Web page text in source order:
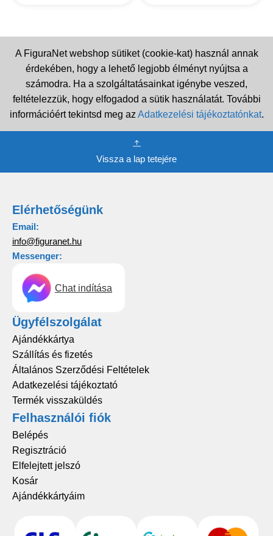
A FiguraNet webshop sütiket (cookie-kat) használ annak
érdekében, hogy a lehető legjobb élményt nyújtsa a
számodra. Ha a szolgáltatásainkat igénybe veszed,
feltételezzük, hogy elfogadod a sütik használatát. További
információért tekintsd meg az Adatkezelési tájékoztatónkat.
Vissza a lap tetejére
Elérhetőségünk
Email:
info@figuranet.hu
Messenger:
Chat indítása
Ügyfélszolgálat
Ajándékkártya
Szállítás és fizetés
Általános Szerződési Feltételek
Adatkezelési tájékoztató
Termék visszaküldés
Felhasználói fiók
Belépés
Regisztráció
Elfelejtett jelszó
Kosár
Ajándékkártyáim